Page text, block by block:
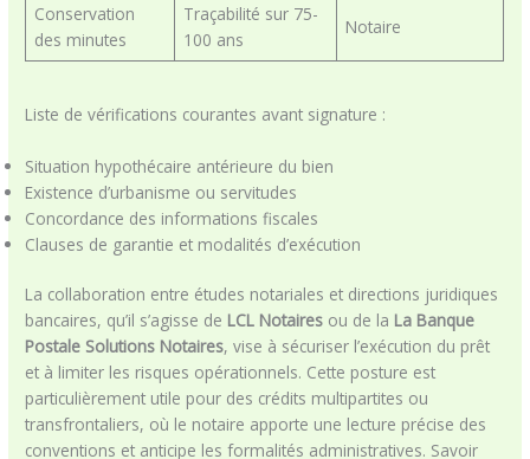
Conservation
des minutes
Traçabilité sur 75-
100 ans
Notaire
Liste de vérifications courantes avant signature :
Situation hypothécaire antérieure du bien
Existence d’urbanisme ou servitudes
Concordance des informations fiscales
Clauses de garantie et modalités d’exécution
La collaboration entre études notariales et directions juridiques
bancaires, qu’il s’agisse de LCL Notaires ou de la La Banque
Postale Solutions Notaires, vise à sécuriser l’exécution du prêt
et à limiter les risques opérationnels. Cette posture est
particulièrement utile pour des crédits multipartites ou
transfrontaliers, où le notaire apporte une lecture précise des
conventions et anticipe les formalités administratives. Savoir